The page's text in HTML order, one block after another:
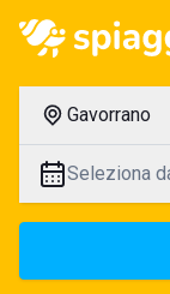
Gavorrano
Seleziona